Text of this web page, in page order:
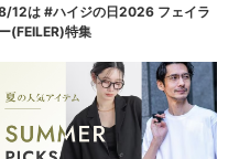
12は #ハイジの日2026 フェイラ
ー(FEILER)特集